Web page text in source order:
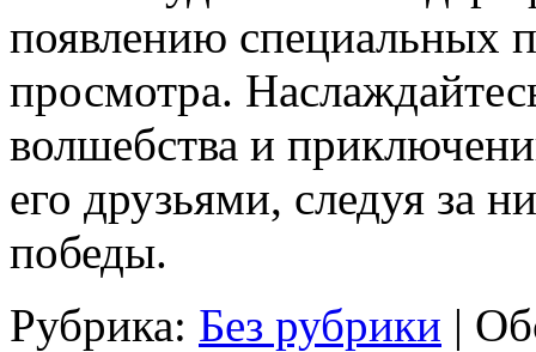
появлению специальных
просмотра.
волшебства и
его друзьями, следуя за
победы.
Рубрика: Без рубрики |